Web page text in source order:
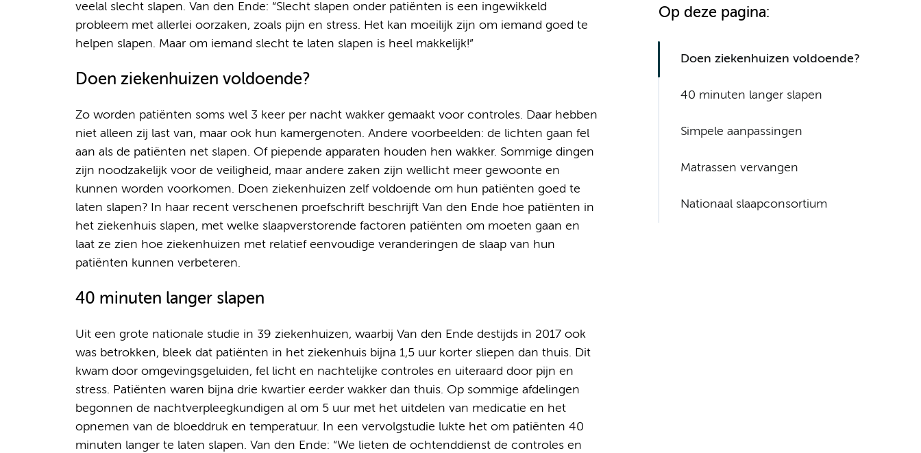
veelal slecht slapen. Van den Ende: “Slecht slapen onder patiënten is een ingewikkeld
probleem met allerlei oorzaken, zoals pijn en stress. Het kan moeilijk zijn om iemand goed te
helpen slapen. Maar om iemand slecht te laten slapen is heel makkelijk!”
Doen ziekenhuizen voldoende?
Zo worden patiënten soms wel 3 keer per nacht wakker gemaakt voor controles. Daar hebben
niet alleen zij last van, maar ook hun kamergenoten. Andere voorbeelden: de lichten gaan fel
aan als de patiënten net slapen. Of piepende apparaten houden hen wakker. Sommige dingen
zijn noodzakelijk voor de veiligheid, maar andere zaken zijn wellicht meer gewoonte en
kunnen worden voorkomen. Doen ziekenhuizen zelf voldoende om hun patiënten goed te
laten slapen? In haar recent verschenen proefschrift beschrijft Van den Ende hoe patiënten in
het ziekenhuis slapen, met welke slaapverstorende factoren patiënten om moeten gaan en
laat ze zien hoe ziekenhuizen met relatief eenvoudige veranderingen de slaap van hun
patiënten kunnen verbeteren.
40 minuten langer slapen
Uit een grote nationale studie in 39 ziekenhuizen, waarbij Van den Ende destijds in 2017 ook
was betrokken, bleek dat patiënten in het ziekenhuis bijna 1,5 uur korter sliepen dan thuis. Dit
kwam door omgevingsgeluiden, fel licht en nachtelijke controles en uiteraard door pijn en
stress. Patiënten waren bijna drie kwartier eerder wakker dan thuis. Op sommige afdelingen
begonnen de nachtverpleegkundigen al om 5 uur met het uitdelen van medicatie en het
opnemen van de bloeddruk en temperatuur. In een vervolgstudie lukte het om patiënten 40
minuten langer te laten slapen. Van den Ende: “We lieten de ochtenddienst de controles en
Op deze pagina:
Doen ziekenhuizen voldoende?
40 minuten langer slapen
Simpele aanpassingen
Matrassen vervangen
Nationaal slaapconsortium